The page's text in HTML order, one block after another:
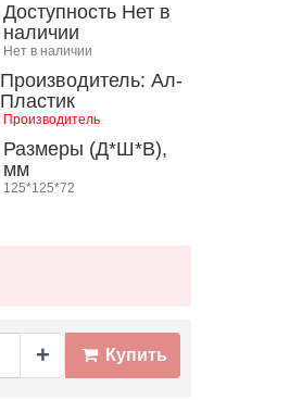
Доступность Нет в
наличии
Нет в наличии
Производитель: Ал-
Пластик
Производитель
Размеры (Д*Ш*В),
мм
125*125*72
Купить
+